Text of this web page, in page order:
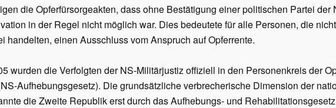
die Opferfürsorgeakten, dass ohne Bestätigung einer politischen Partei der
in der Regel nicht möglich war. Dies bedeutete für alle Personen, die
handelten, einen Ausschluss vom Anspruch auf Opferrente.
wurden die Verfolgten der NS-Militärjustiz offiziell in den Personenkreis der
Aufhebungsgesetz). Die grundsätzliche verbrecherische Dimension der
die Zweite Republik erst durch das Aufhebungs- und